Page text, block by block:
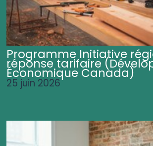
Programme Initiative
réponse tarifaire
Économique Canada)
25 juin 2026